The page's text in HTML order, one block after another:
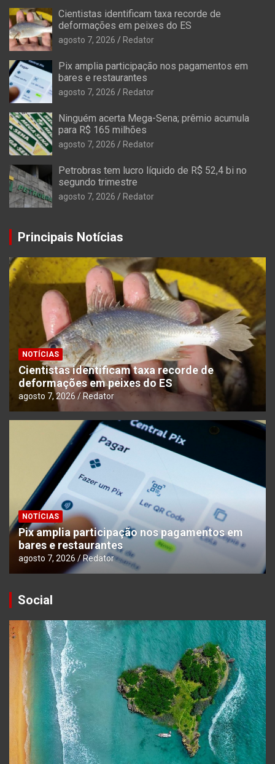
Cientistas identificam taxa recorde de
deformações em peixes do ES
agosto 7, 2026 Redator
Pix amplia participação nos pagamentos em
bares e restaurantes
agosto 7, 2026 Redator
Ninguém acerta Mega-Sena; prêmio acumula
para R$ 165 milhões
agosto 7, 2026 Redator
Petrobras tem lucro líquido de R$ 52,4 bi no
segundo trimestre
agosto 7, 2026 Redator
Principais Notícias
NOTÍCIAS
Cientistas identificam taxa recorde de
deformações em peixes do ES
agosto 7, 2026 Redator
NOTÍCIAS
Pix amplia participação nos pagamentos em
bares e restaurantes
agosto 7, 2026 Redator
Social